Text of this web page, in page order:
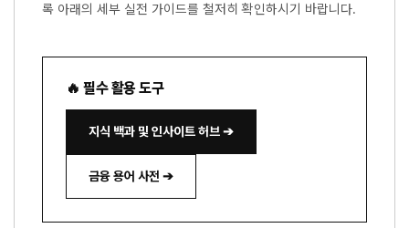
록 아래의 세부 실전 가이드를 철저히 확인하시기 바랍니다.
🔥 필수 활용 도구
지식 백과 및 인사이트 허브 ➔
금융 용어 사전 ➔